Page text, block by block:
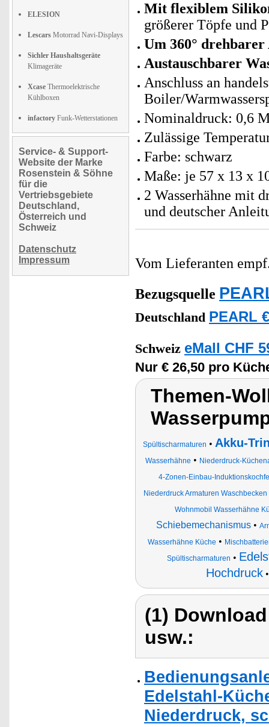
ELESION
Lescars Motorrad Navi-Displays
Sichler Haushaltsgeräte
Klimageräte
Xcase Thermoelektrische
Kühlboxen
infactory Funk-Wetterstationen
Service- & Support-
Website der Marke
Rosenstein & Söhne
für die
Vertriebsgebiete
Deutschland,
Österreich und
Schweiz
Datenschutz
Impressum
Mit flexiblem
größerer Töpfe und
Um 360°
Austauschbarer
Anschluss an
Boiler/
Nominaldruck: 0,6
Zulässige
Farbe: schwarz
Maße: je 57 x 13 x
2 Wasserhähne mit
und deutscher
Vom Lieferanten
Bezugsquelle
Deutschland PEARL
Schweiz eMall CHF
Nur € 26,50 pro
Themen-
Spültischarmaturen • Akku-
Wasserhähne • Niederdruck-
4-Zonen-Einbau-
Niederdruck Armaturen Waschbecken
Wohnmobil Wasserhähne
Schiebemechanismus•
Wasserhähne Küche •
Spültischarmaturen •
Hochdruck
(1)
usw.:
Edelstahl-
Niederdruck,